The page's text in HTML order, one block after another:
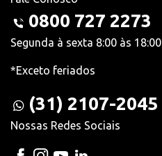
0800 727 2273
Segunda à sexta 8:00 às 18:00
*Exceto feriados
(31) 2107-2045
Nossas Redes Sociais